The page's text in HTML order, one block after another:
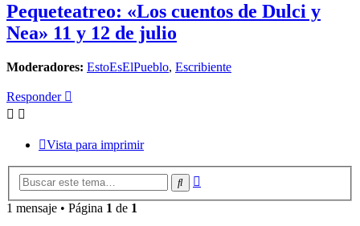
Pequeteatreo: «Los cuentos de Dulci y
Nea» 11 y 12 de julio
Moderadores: EstoEsElPueblo, Escribiente
Responder
Vista para imprimir
Buscar
1 mensaje • Página 1 de 1